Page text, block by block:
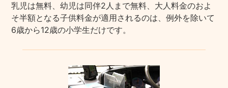
乳児は無料、幼児は同伴2人まで無料、大人料金のおよ
そ半額となる子供料金が適用されるのは、例外を除いて
6歳から12歳の小学生だけです。